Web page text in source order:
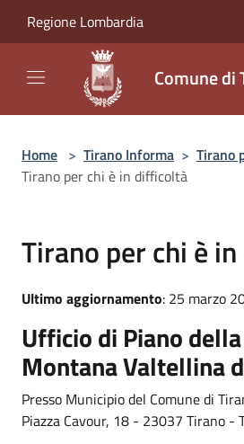
Regione Lombardia
Comune di
Home > Tirano Informa > Tirano
Tirano per chi è in difficoltà
Tirano per chi è
Ultimo aggiornamento: 25 marzo
Ufficio di Piano
Montana Valtellina
Presso Municipio del Comune di
Piazza Cavour, 18 - 23037 Tirano -